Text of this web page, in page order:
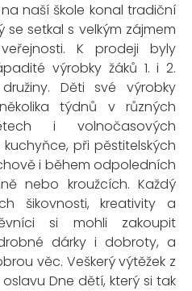
naší škole konal tradiční
se setkal s velkým zájmem
K prodeji byly
výrobky žáků 1. i 2.
Děti své výrobky
týdnů v různých
i volnočasových
při pěstitelských
i během odpoledních
nebo kroužcích. Každý
šikovnosti, kreativity a
si mohli zakoupit
dárky i dobroty, a
věc. Veškerý výtěžek z
Dne dětí, který si tak